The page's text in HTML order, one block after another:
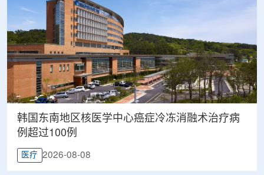
韩国东南地区核医学中心癌症冷冻消融术治疗病
例超过100例
医疗 2026-08-08